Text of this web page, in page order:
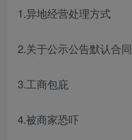
1.异地经营处理方式
2.关于公示公告默认合同
3.工商包庇
4.被商家恐吓